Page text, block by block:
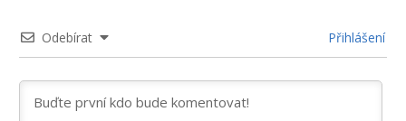
Odebírat Přihlášení